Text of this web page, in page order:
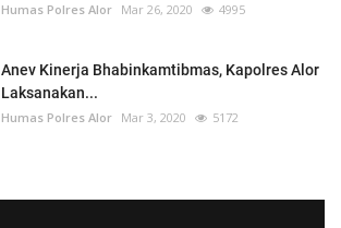
Humas Polres Alor Mar 26, 2020 4995
Anev Kinerja Bhabinkamtibmas, Kapolres Alor
Laksanakan...
Humas Polres Alor Mar 3, 2020 5172